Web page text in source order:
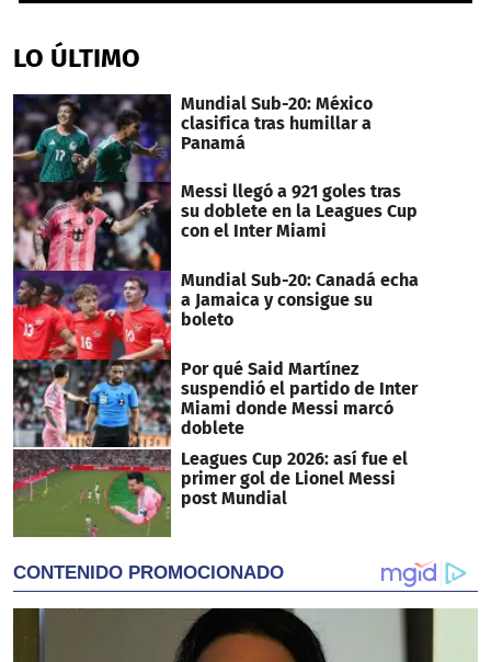
of
2
4
seconds
LO ÚLTIMO
Mundial Sub-20: México
clasifica tras humillar a
Panamá
Messi llegó a 921 goles tras
su doblete en la Leagues Cup
con el Inter Miami
Mundial Sub-20: Canadá echa
a Jamaica y consigue su
boleto
Por qué Said Martínez
suspendió el partido de Inter
Miami donde Messi marcó
doblete
Leagues Cup 2026: así fue el
primer gol de Lionel Messi
post Mundial